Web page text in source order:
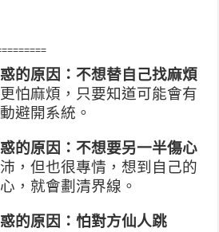
的原因：不想替自己找麻煩
怕麻煩，只要知道可能會有
避開系統。
的原因：不想要另一半傷心
，但也很專情，想到自己的
，就會劃清界線。
的原因：怕對方仙人跳